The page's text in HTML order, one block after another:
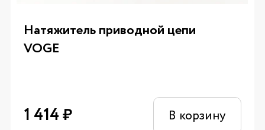
Натяжитель приводной цепи
VOGE
1 414₽ В корзину